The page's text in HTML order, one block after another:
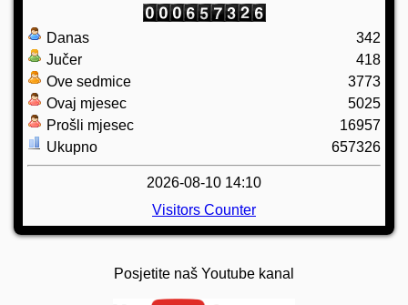
Danas
Jučer
Ove sedmice
Ovaj mjesec
Prošli mjesec
Ukupno
342
418
3773
5025
16957
657326
2026-08-10 14:10
Visitors Counter
Posjetite naš Youtube kanal